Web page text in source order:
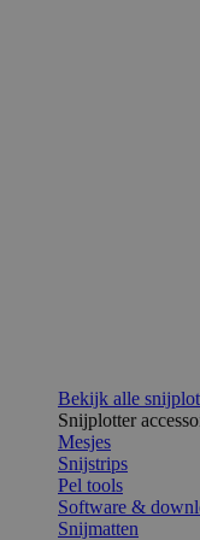
Bekijk alle
Snijplotter
Mesjes
Snijstrips
Pel tools
Software &
Snijmatten